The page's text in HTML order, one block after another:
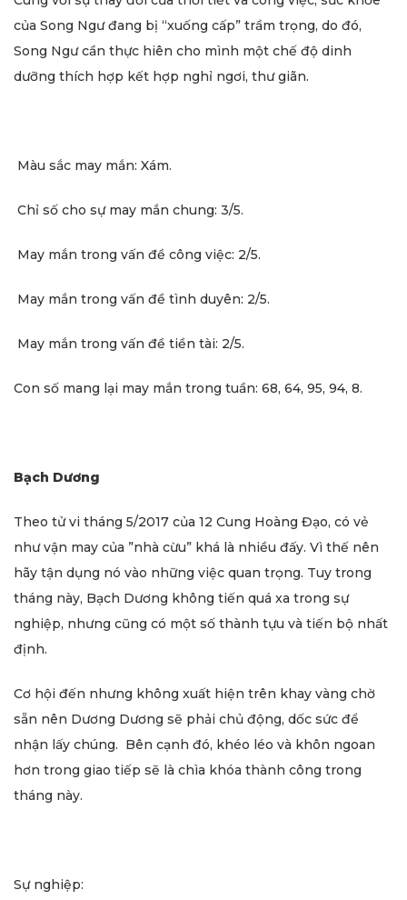
của Song Ngư đang bị “xuống cấp” trầm trọng, do đó,
Song Ngư cần thực hiên cho mình một chế độ dinh
dưỡng thích hợp kết hợp nghỉ ngơi, thư giãn.
Màu sắc may mắn: Xám.
Chỉ số cho sự may mắn chung: 3/5.
May mắn trong vấn đề công việc: 2/5.
May mắn trong vấn đề tình duyên: 2/5.
May mắn trong vấn đề tiền tài: 2/5.
Con số mang lại may mắn trong tuần: 68, 64, 95, 94, 8.
Bạch Dương
Theo tử vi tháng 5/2017 của 12 Cung Hoàng Đạo, có vẻ
như vận may của ”nhà cừu” khá là nhiều đấy. Vì thế nên
hãy tận dụng nó vào những việc quan trọng. Tuy trong
tháng này, Bạch Dương không tiến quá xa trong sự
nghiệp, nhưng cũng có một số thành tựu và tiến bộ nhất
định.
Cơ hội đến nhưng không xuất hiện trên khay vàng chờ
sẵn nên Dương Dương sẽ phải chủ động, dốc sức để
nhận lấy chúng. Bên cạnh đó, khéo léo và khôn ngoan
hơn trong giao tiếp sẽ là chìa khóa thành công trong
tháng này.
Sự nghiệp: